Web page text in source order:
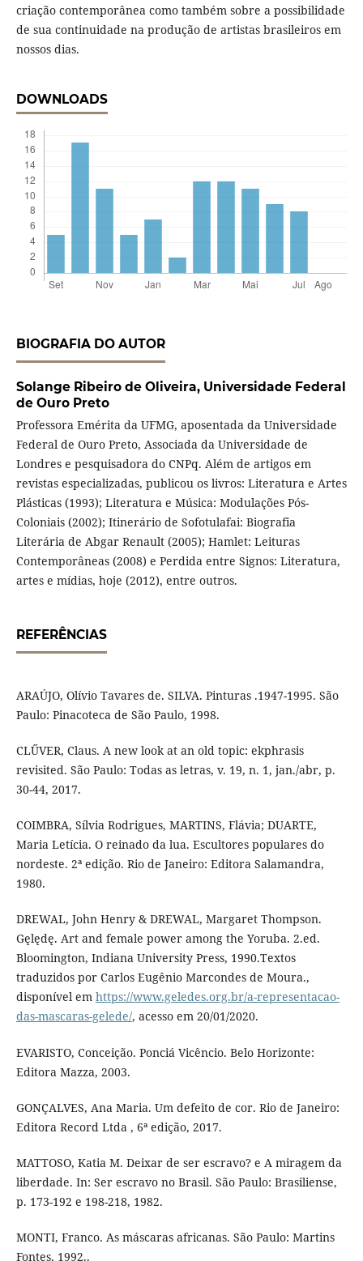
criação contemporânea como também sobre a possibilidade
de sua continuidade na produção de artistas brasileiros em
nossos dias.
DOWNLOADS
BIOGRAFIA DO AUTOR
Solange Ribeiro de Oliveira, Universidade Federal
de Ouro Preto
Professora Emérita da UFMG, aposentada da Universidade
Federal de Ouro Preto, Associada da Universidade de
Londres e pesquisadora do CNPq. Além de artigos em
revistas especializadas, publicou os livros: Literatura e Artes
Plásticas (1993); Literatura e Música: Modulações Pós-
Coloniais (2002); Itinerário de Sofotulafai: Biografia
Literária de Abgar Renault (2005); Hamlet: Leituras
Contemporâneas (2008) e Perdida entre Signos: Literatura,
artes e mídias, hoje (2012), entre outros.
REFERÊNCIAS
ARAÚJO, Olívio Tavares de. SILVA. Pinturas .1947-1995. São
Paulo: Pinacoteca de São Paulo, 1998.
CLŰVER, Claus. A new look at an old topic: ekphrasis
revisited. São Paulo: Todas as letras, v. 19, n. 1, jan./abr, p.
30-44, 2017.
COIMBRA, Sílvia Rodrigues, MARTINS, Flávia; DUARTE,
Maria Letícia. O reinado da lua. Escultores populares do
nordeste. 2ª edição. Rio de Janeiro: Editora Salamandra,
1980.
DREWAL, John Henry & DREWAL, Margaret Thompson.
Gęlędę. Art and female power among the Yoruba. 2.ed.
Bloomington, Indiana University Press, 1990.Textos
traduzidos por Carlos Eugênio Marcondes de Moura.,
disponível em https://www.geledes.org.br/a-representacao-
das-mascaras-gelede/, acesso em 20/01/2020.
EVARISTO, Conceição. Ponciá Vicêncio. Belo Horizonte:
Editora Mazza, 2003.
GONÇALVES, Ana Maria. Um defeito de cor. Rio de Janeiro:
Editora Record Ltda , 6ª edição, 2017.
MATTOSO, Katia M. Deixar de ser escravo? e A miragem da
liberdade. In: Ser escravo no Brasil. São Paulo: Brasiliense,
p. 173-192 e 198-218, 1982.
MONTI, Franco. As máscaras africanas. São Paulo: Martins
Fontes, 1992..